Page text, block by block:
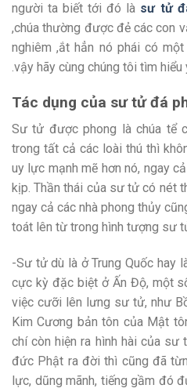
người ta biết tới đó là sư tử
,chúa thường được đẻ các con
nghiêm ,ắt hẳn nó phái có
.vậy hãy cùng chúng tôi tìm
Tác dụng của sư tử đá
Sư tử được phong là chúa tể
trong tất cả các loài thú thì
uy lực mạnh mẽ hơn nó, ngay
kịp. Thần thái của sư tử có nét
ngay cả các nhà phong thủy
toát lên từ trong hình tượng sư
-Sư tử dù là ở Trung Quốc hay
cực kỳ đặc biệt ở Ấn Độ, một
việc cưỡi lên lưng sư tử, như
Kim Cương bản tôn của Mật
chí còn hiện ra hình hài của sư
đức Phật ra đời thì cũng đã
lực, dũng mãnh, tiếng gầm đó